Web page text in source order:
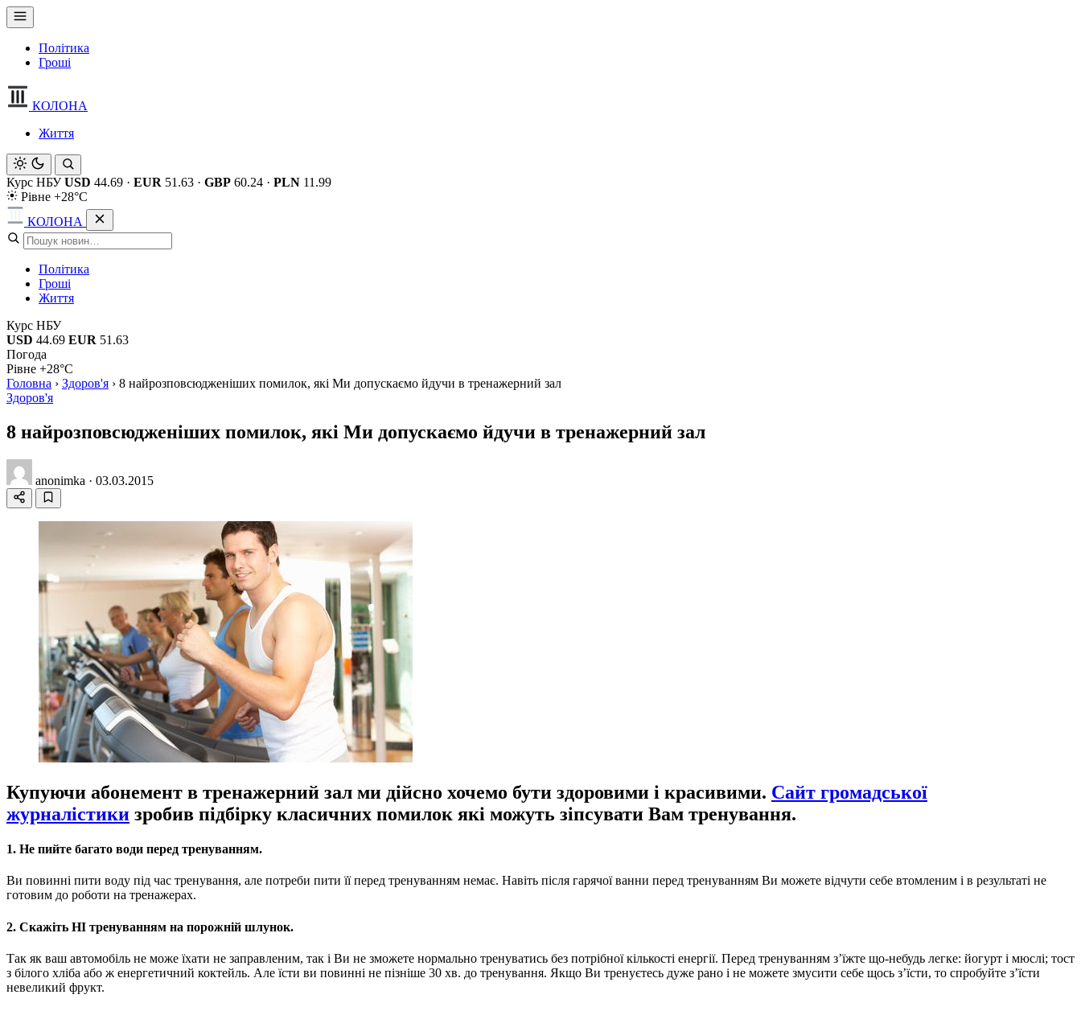
Політика
Гроші
КОЛОНА
Життя
Курс НБУ USD 44.69 · EUR 51.63 · GBP 60.24 · PLN 11.99
Рівне +28°C
КОЛОНА
Політика
Гроші
Життя
Курс НБУ
USD 44.69 EUR 51.63
Погода
Рівне +28°C
Головна › Здоров'я › 8 найрозповсюдженіших помилок, які Ми допускаємо йдучи в тренажерний зал
Здоров'я
8 найрозповсюдженіших помилок, які Ми допускаємо йдучи в тренажерний зал
anonimka · 03.03.2015
Купуючи абонемент в тренажерний зал ми дійсно хочемо бути здоровими і красивими. Сайт громадської
журналістики зробив підбірку класичних помилок які можуть зіпсувати Вам тренування.
1. Не пийте багато води перед тренуванням.
Ви повинні пити воду під час тренування, але потреби пити її перед тренуванням немає. Навіть після гарячої ванни перед тренуванням Ви можете відчути себе втомленим і в результаті не
готовим до роботи на тренажерах.
2. Скажіть НІ тренуванням на порожній шлунок.
Так як ваш автомобіль не може їхати не заправленим, так і Ви не зможете нормально тренуватись без потрібної кількості енергії. Перед тренуванням з’їжте що-небудь легке: йогурт і мюслі; тост
з білого хліба або ж енергетичний коктейль. Але їсти ви повинні не пізніше 30 хв. до тренування. Якщо Ви тренуєтесь дуже рано і не можете змусити себе щось з’їсти, то спробуйте з’їсти
невеликий фрукт.